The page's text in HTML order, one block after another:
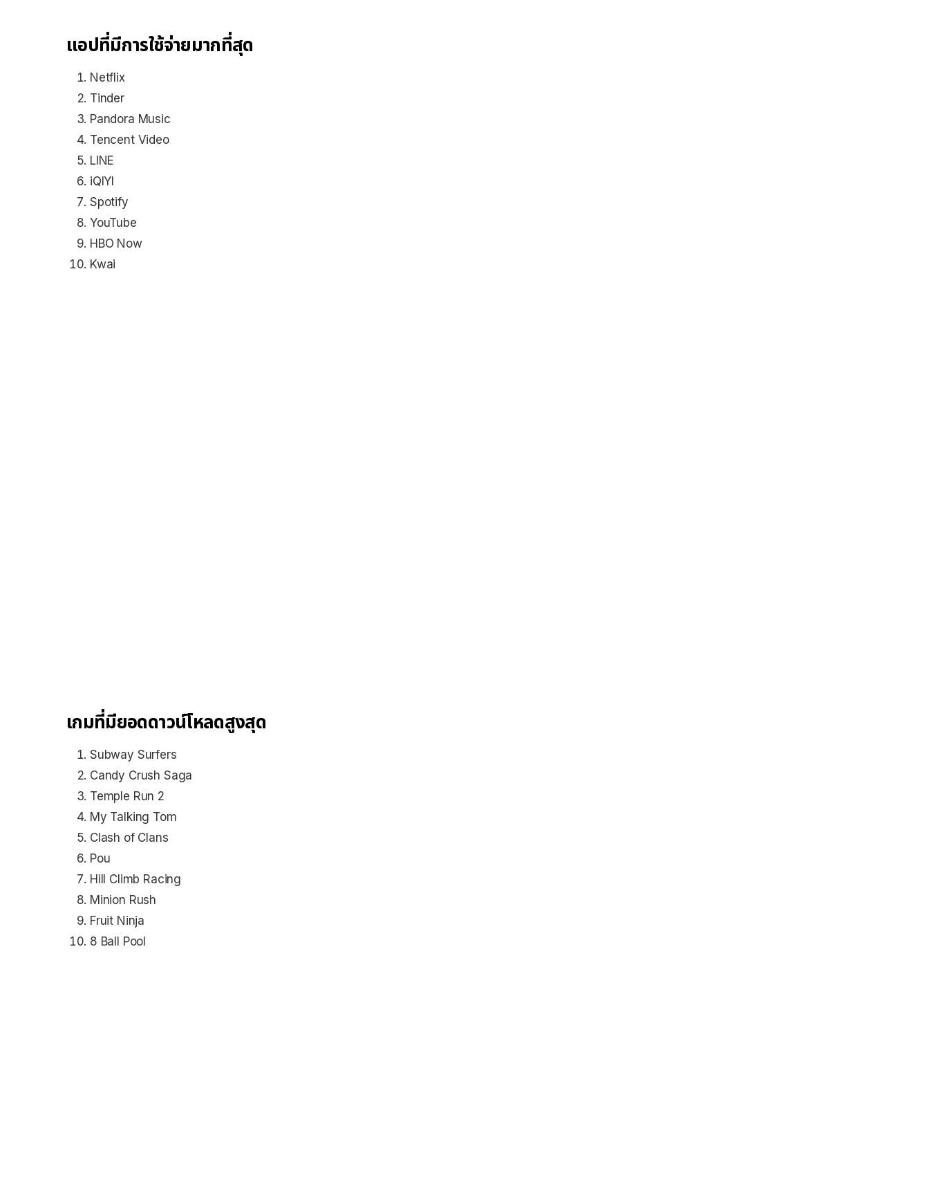
แอปที่มีการใช้จ่ายมากที่สุด
Netflix
Tinder
Pandora Music
Tencent Video
LINE
iQIYI
Spotify
YouTube
HBO Now
Kwai
เกมที่มียอดดาวน์โหลดสูงสุด
Subway Surfers
Candy Crush Saga
Temple Run 2
My Talking Tom
Clash of Clans
Pou
Hill Climb Racing
Minion Rush
Fruit Ninja
8 Ball Pool